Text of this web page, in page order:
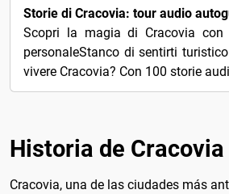
Scopri la magia di Cracovia
personaleStanco di sentirti
vivere Cracovia? Con 100 storie
Historia de Cracovia
Cracovia, una de las ciudades más